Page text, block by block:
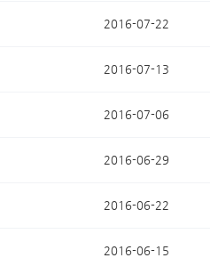
2016-07-22
2016-07-13
2016-07-06
2016-06-29
2016-06-22
2016-06-15